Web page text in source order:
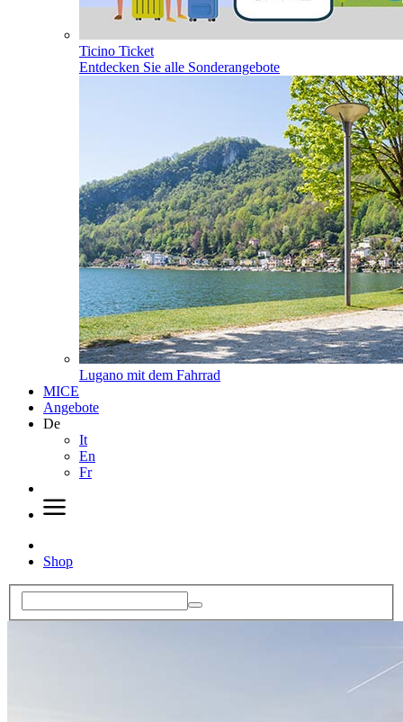
Ticino Ticket
Entdecken Sie alle Sonderangebote
Lugano mit dem Fahrrad
MICE
Angebote
De
It
En
Fr
Shop